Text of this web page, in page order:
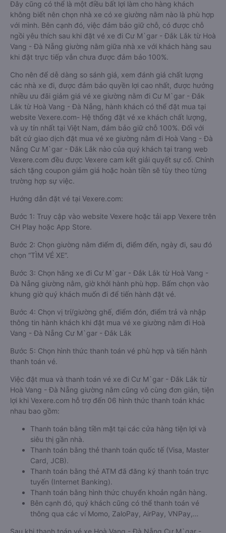
Đây cũng có thể là một điều bất lợi làm cho hàng khách
không biết nên chọn nhà xe có xe giường nằm nào là phù hợp
với mình. Bên cạnh đó, việc đảm bảo giữ chỗ, có được chỗ
ngồi yêu thích sau khi đặt vé xe đi Cư M`gar - Đắk Lắk từ Hoà
Vang - Đà Nẵng giường nằm giữa nhà xe với khách hàng sau
khi đặt trực tiếp vẫn chưa được đảm bảo 100%.
Cho nên để dễ dàng so sánh giá, xem đánh giá chất lượng
các nhà xe đi, được đảm bảo quyền lợi cao nhất, được hưởng
nhiều ưu đãi giảm giá vé xe giường nằm đi Cư M`gar - Đắk
Lắk từ Hoà Vang - Đà Nẵng, hành khách có thể đặt mua tại
website Vexere.com- Hệ thống đặt vé xe khách chất lượng,
và uy tín nhất tại Việt Nam, đảm bảo giữ chỗ 100%. Đối với
bất cứ giao dịch đặt mua vé xe giường nằm đi Hoà Vang - Đà
Nẵng Cư M`gar - Đắk Lắk nào của quý khách tại trang web
Vexere.com đều được Vexere cam kết giải quyết sự cố. Chính
sách tặng coupon giảm giá hoặc hoàn tiền sẽ tùy theo từng
trường hợp sự việc.
Hướng dẫn đặt vé tại Vexere.com:
Bước 1: Truy cập vào website Vexere hoặc tải app Vexere trên
CH Play hoặc App Store.
Bước 2: Chọn giường nằm điểm đi, điểm đến, ngày đi, sau đó
chọn “TÌM VÉ XE”.
Bước 3: Chọn hãng xe đi Cư M`gar - Đắk Lắk từ Hoà Vang -
Đà Nẵng giường nằm, giờ khởi hành phù hợp. Bấm chọn vào
khung giờ quý khách muốn đi để tiến hành đặt vé.
Bước 4: Chọn vị trí/giường ghế, điểm đón, điểm trả và nhập
thông tin hành khách khi đặt mua vé xe giường nằm đi Hoà
Vang - Đà Nẵng Cư M`gar - Đắk Lắk
Bước 5: Chọn hình thức thanh toán vé phù hợp và tiến hành
thanh toán vé.
Việc đặt mua và thanh toán vé xe đi Cư M`gar - Đắk Lắk từ
Hoà Vang - Đà Nẵng giường nằm cũng vô cùng đơn giản, tiện
lợi khi Vexere.com hỗ trợ đến 06 hình thức thanh toán khác
nhau bao gồm:
Thanh toán bằng tiền mặt tại các cửa hàng tiện lợi và
siêu thị gần nhà.
Thanh toán bằng thẻ thanh toán quốc tế (Visa, Master
Card, JCB).
Thanh toán bằng thẻ ATM đã đăng ký thanh toán trực
tuyến (Internet Banking).
Thanh toán bằng hình thức chuyển khoản ngân hàng.
Bên cạnh đó, quý khách cũng có thể thanh toán vé
thông qua các ví Momo, ZaloPay, AirPay, VNPay,…
Sau khi thanh toán vé xe Hoà Vang - Đà Nẵng Cư M`gar -